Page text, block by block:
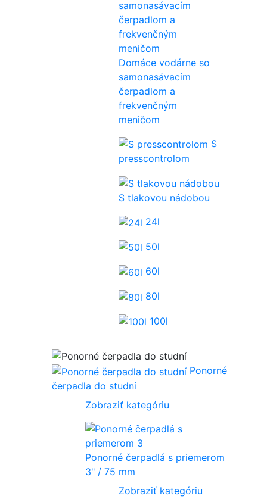
Domáce vodárne so
samonasávacím
čerpadlom a
frekvenčným
meničom
S
presscontrolom
S tlakovou nádobou
24l
50l
60l
80l
100l
Ponorné
čerpadla do studní
Zobraziť kategóriu
Ponorné čerpadlá s priemerom
3" / 75 mm
Zobraziť kategóriu